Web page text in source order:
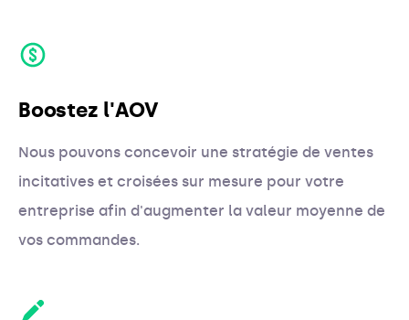
Boostez l'AOV
Nous pouvons concevoir une stratégie de ventes
incitatives et croisées sur mesure pour votre
entreprise afin d'augmenter la valeur moyenne de
vos commandes.